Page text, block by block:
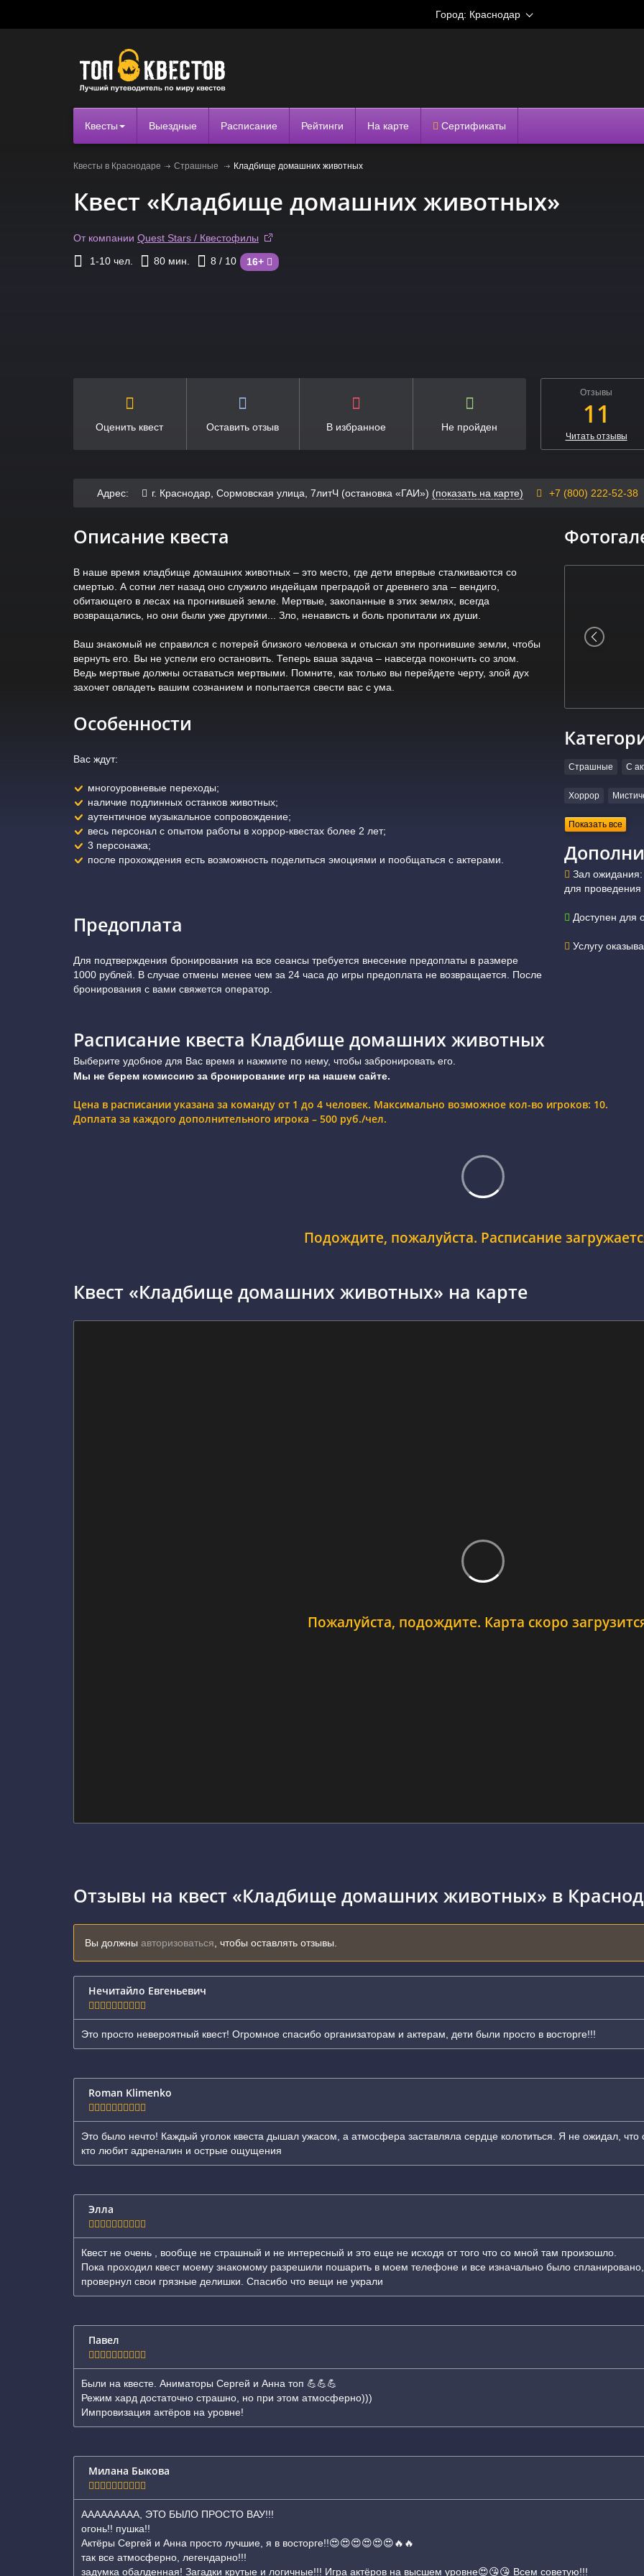
Город: Краснодар
Квесты Выездные Расписание Рейтинги На карте Сертификаты
Квесты в Краснодаре Страшные Кладбище домашних животных
Квест «Кладбище домашних животных»
От компании Quest Stars / Квестофилы
1-10 чел. 80 мин. 8 / 10 16+
Оценить квест Оставить отзыв В избранное Не пройден
Отзывы
11
Читать отзывы
Адрес: г. Краснодар, Сормовская улица, 7литЧ (остановка «ГАИ») (показать на карте) +7 (800) 222-52-38
Описание квеста
В наше время кладбище домашних животных – это место, где дети впервые сталкиваются со
смертью. А сотни лет назад оно служило индейцам преградой от древнего зла – вендиго,
обитающего в лесах на прогнившей земле. Мертвые, закопанные в этих землях, всегда
возвращались, но они были уже другими... Зло, ненависть и боль пропитали их души.
Ваш знакомый не справился с потерей близкого человека и отыскал эти прогнившие земли, чтобы
вернуть его. Вы не успели его остановить. Теперь ваша задача – навсегда покончить со злом.
Ведь мертвые должны оставаться мертвыми. Помните, как только вы перейдете черту, злой дух
захочет овладеть вашим сознанием и попытается свести вас с ума.
Особенности
Вас ждут:
многоуровневые переходы;
наличие подлинных останков животных;
аутентичное музыкальное сопровождение;
весь персонал с опытом работы в хоррор-квестах более 2 лет;
3 персонажа;
после прохождения есть возможность поделиться эмоциями и пообщаться с актерами.
Предоплата
Для подтверждения бронирования на все сеансы требуется внесение предоплаты в размере
1000 рублей. В случае отмены менее чем за 24 часа до игры предоплата не возвращается. После
бронирования с вами свяжется оператор.
Страшные С
Хоррор
Показать все
Зал ожидания:
для проведения
Доступен для
Услугу
Расписание квеста Кладбище домашних животных
Выберите удобное для Вас время и нажмите по нему, чтобы забронировать его.
Мы не берем комиссию за бронирование игр на нашем сайте.
Цена в расписании указана за команду от 1 до 4 человек. Максимально возможное кол-во игроков: 10.
Доплата за каждого дополнительного игрока – 500 руб./чел.
Подождите, пожалуйста. Расписание
Квест «Кладбище домашних животных» на карте
Пожалуйста, подождите. Карта скоро
Отзывы на квест «Кладбище домашних животных» в
Вы должны авторизоваться , чтобы оставлять отзывы.
Нечитайло Евгеньевич
Это просто невероятный квест! Огромное спасибо организаторам и актерам, дети были просто в восторге!!!
Roman Klimenko
Это было нечто! Каждый уголок квеста дышал ужасом, а атмосфера заставляла сердце колотиться. Я не ожидал, что
кто любит адреналин и острые ощущения
Элла
Квест не очень , вообще не страшный и не интересный и это еще не исходя от того что со мной там произошло.
Пока проходил квест моему знакомому разрешили пошарить в моем телефоне и все изначально было
провернул свои грязные делишки. Спасибо что вещи не украли
Павел
Были на квесте. Аниматоры Сергей и Анна топ 💪💪💪
Режим хард достаточно страшно, но при этом атмосферно)))
Импровизация актёров на уровне!
Милана Быкова
ААААААААА, ЭТО БЫЛО ПРОСТО ВАУ!!!
огонь!! пушка!!
Актёры Сергей и Анна просто лучшие, я в восторге!!😍😍😍😍😍😍🔥🔥
так все атмосферно, легендарно!!!
задумка обалденная! Загадки крутые и логичные!!! Игра актёров на высшем уровне😍😘😘 Всем советую!!!